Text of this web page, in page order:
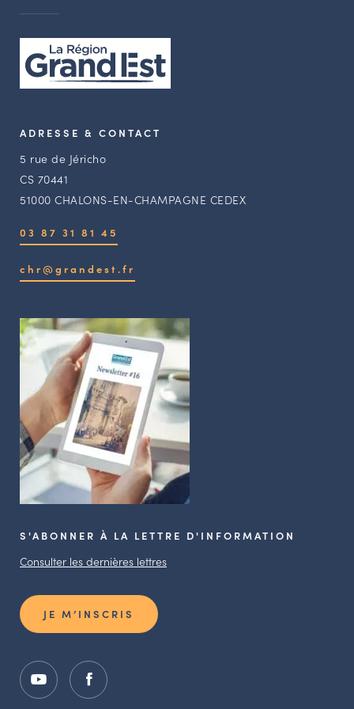
ADRESSE & CONTACT
5 rue de Jéricho
CS 70441
51000 CHALONS-EN-CHAMPAGNE CEDEX
03 87 31 81 45
chr@grandest.fr
S'ABONNER À LA LETTRE D'INFORMATION
Consulter les dernières lettres
JE M’INSCRIS